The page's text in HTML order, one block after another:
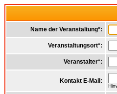
Name der Veranstaltung*:
Veranstaltungsort*:
Veranstalter*:
Kontakt E-Mail: